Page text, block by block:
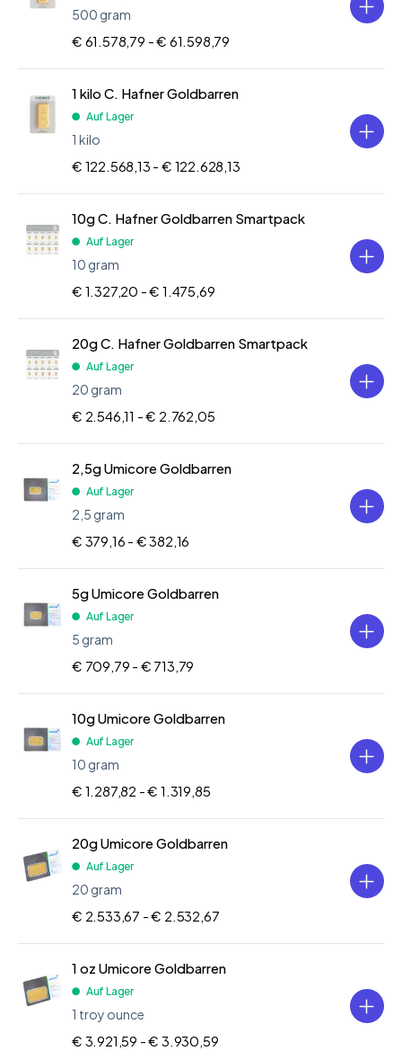
500 gram
€ 61.578,79 -€ 61.598,79
1 kilo C. Hafner Goldbarren
Auf Lager
1 kilo
€ 122.568,13 -€ 122.628,13
10g C. Hafner Goldbarren Smartpack
Auf Lager
10 gram
€ 1.327,20 -€ 1.475,69
20g C. Hafner Goldbarren Smartpack
Auf Lager
20 gram
€ 2.546,11 -€ 2.762,05
2,5g Umicore Goldbarren
Auf Lager
2,5 gram
€ 379,16 - € 382,16
5g Umicore Goldbarren
Auf Lager
5 gram
€ 709,79 - € 713,79
10g Umicore Goldbarren
Auf Lager
10 gram
€ 1.287,82 -€ 1.319,85
20g Umicore Goldbarren
Auf Lager
20 gram
€ 2.533,67 -€ 2.532,67
1 oz Umicore Goldbarren
Auf Lager
1 troy ounce
€ 3.921,59 -€ 3.930,59